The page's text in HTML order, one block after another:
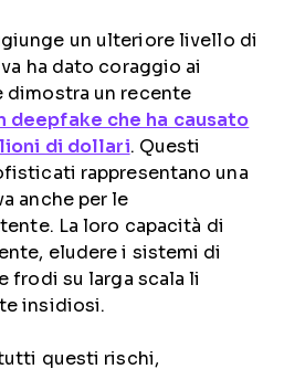
un ulteriore livello di
ha dato coraggio ai
dimostra un recente
deepfake che ha causato
di dollari. Questi
rappresentano una
anche per le
La loro capacità di
eludere i sistemi di
frodi su larga scala li
insidiosi.
questi rischi,